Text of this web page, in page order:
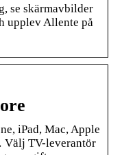
se skärmavbilder
upplev Allente på
iPad, Mac, Apple
Välj TV-leverantör